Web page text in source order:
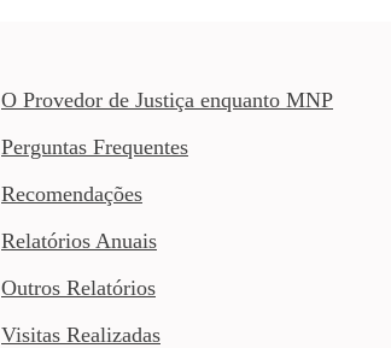
O Provedor de Justiça enquanto MNP
Perguntas Frequentes
Recomendações
Relatórios Anuais
Outros Relatórios
Visitas Realizadas